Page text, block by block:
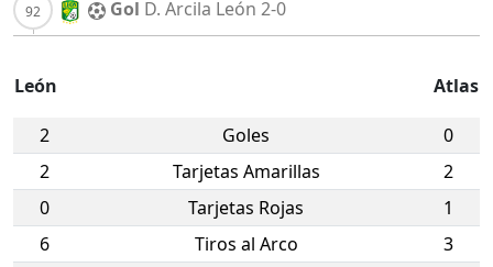
Gol D. Arcila León 2-0
León Atlas
2 Goles
0
2
Tarjetas Amarillas
2
0
Tarjetas Rojas
1
6
Tiros al Arco
3